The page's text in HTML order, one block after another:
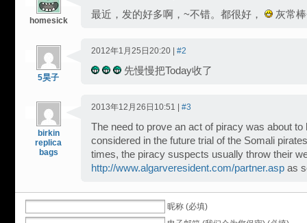
homesick
最近，发的好多啊，~不错。都很好， 灰常
5昊子
2012年1月25日20:20 | #2
先慢慢把Today收了
birkin
replica
bags
2013年12月26日10:51 | #3
The need to prove an act of piracy was about
considered in the future trial of the Somali
times, the piracy suspects usually throw their
http://www.algarveresident.com/partner.asp as
昵称 (必填)